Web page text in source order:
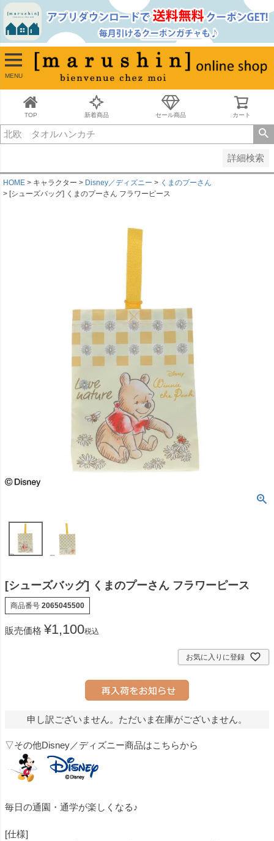
MENU
TOP 新着商品 セール商品 カート
詳細検索
並び順
新着順
古い順
価格が安い順
価格が高い順
キーワードヒット順
HOME キャラクター Disney／ディズニー
くまのプーさん
[シューズバッグ] くまのプーさん フラワーピース
[シューズバッグ] くまのプーさん フラワーピース
商品番号 2065045500
販売価格 ¥1,100税込
お気に入りに登録
申し訳ございません。ただいま在庫がございません。
▽その他Disney／ディズニー商品はこちらから
毎日の通園・通学が楽しくなる♪
[仕様]